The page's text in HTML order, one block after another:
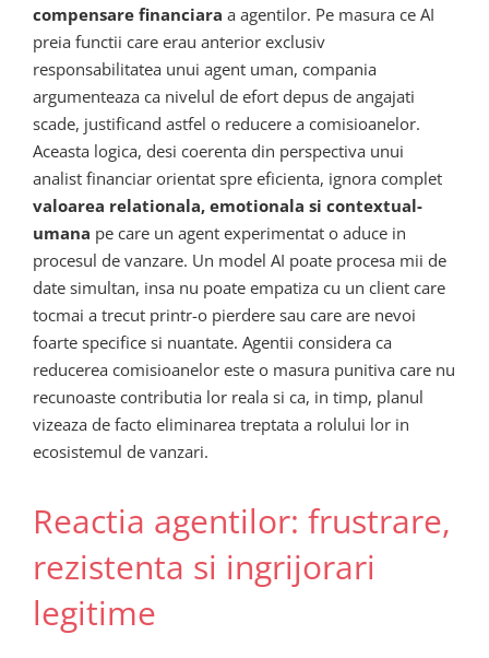
compensare financiara a agentilor. Pe masura ce AI
preia functii care erau anterior exclusiv
responsabilitatea unui agent uman, compania
argumenteaza ca nivelul de efort depus de angajati
scade, justificand astfel o reducere a comisioanelor.
Aceasta logica, desi coerenta din perspectiva unui
analist financiar orientat spre eficienta, ignora complet
valoarea relationala, emotionala si contextual-
umana pe care un agent experimentat o aduce in
procesul de vanzare. Un model AI poate procesa mii de
date simultan, insa nu poate empatiza cu un client care
tocmai a trecut printr-o pierdere sau care are nevoi
foarte specifice si nuantate. Agentii considera ca
reducerea comisioanelor este o masura punitiva care nu
recunoaste contributia lor reala si ca, in timp, planul
vizeaza de facto eliminarea treptata a rolului lor in
ecosistemul de vanzari.
Reactia agentilor: frustrare,
rezistenta si ingrijorari
legitime